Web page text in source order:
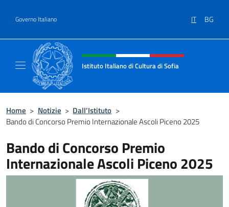
Governo Italiano IT BG
Intestazione sito, social e menù
Istituto Italiano di Cultura di Sofia
Home > Notizie > Dall’Istituto >
Bando di Concorso Premio Internazionale Ascoli Piceno 2025
Bando di Concorso Premio
Internazionale Ascoli Piceno 2025